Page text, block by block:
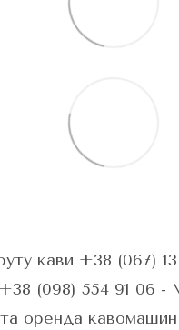
кави +38 (067)
+38 (098) 554 91 06 -
оренда